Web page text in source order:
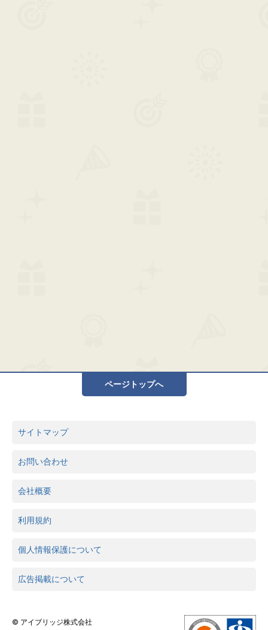
ページトップへ
サイトマップ
お問い合わせ
会社概要
利用規約
個人情報保護について
広告掲載について
© アイブリッジ株式会社